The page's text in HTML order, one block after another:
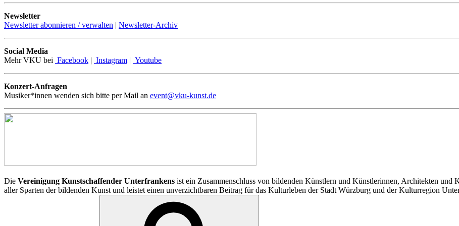
Newsletter
Newsletter abonnieren / verwalten | Newsletter-Archiv
Social Media
Mehr VKU bei Facebook | Instagram | Youtube
Konzert-Anfragen
Musiker*innen wenden sich bitte per Mail an event@vku-kunst.de
Die Vereinigung Kunstschaffender Unterfrankens ist ein Zusammenschluss von bildenden Künstlern und Künstlerinnen, Architekten
aller Sparten der bildenden Kunst und leistet einen unverzichtbaren Beitrag für das Kulturleben der Stadt Würzburg und der Kulturregion